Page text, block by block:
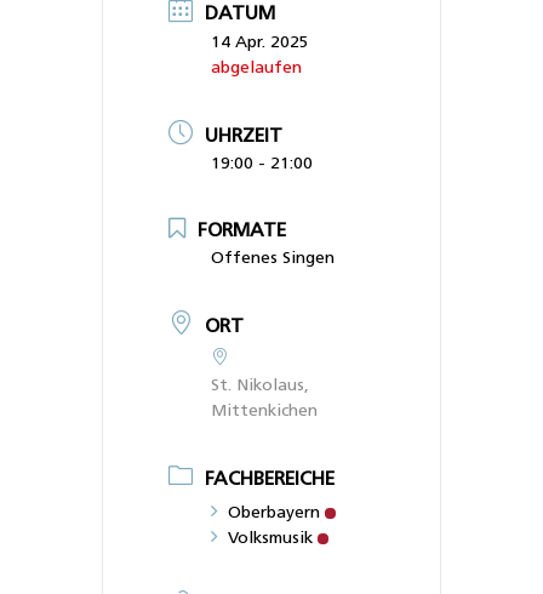
DATUM
14 Apr. 2025
abgelaufen
UHRZEIT
19:00 - 21:00
FORMATE
Offenes Singen
ORT
St. Nikolaus,
Mittenkichen
FACHBEREICHE
Oberbayern
Volksmusik